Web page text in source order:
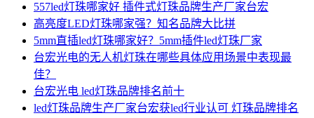
557led灯珠哪家好 插件式灯珠品牌生产厂家台宏
高亮度LED灯珠哪家强？知名品牌大比拼
5mm直插led灯珠哪家好？5mm插件led灯珠厂家
台宏光电的无人机灯珠在哪些具体应用场景中表现最
佳？
台宏光电 led灯珠品牌排名前十
led灯珠品牌生产厂家台宏获led行业认可 灯珠品牌排名